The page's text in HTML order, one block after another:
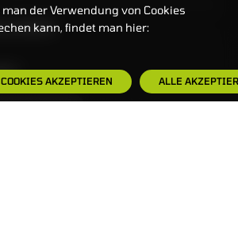
der Verwendung von Cookies
kann, findet man hier:
AKZEPTIEREN ALLE